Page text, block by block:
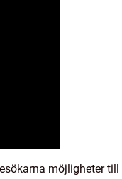
möjligheter till